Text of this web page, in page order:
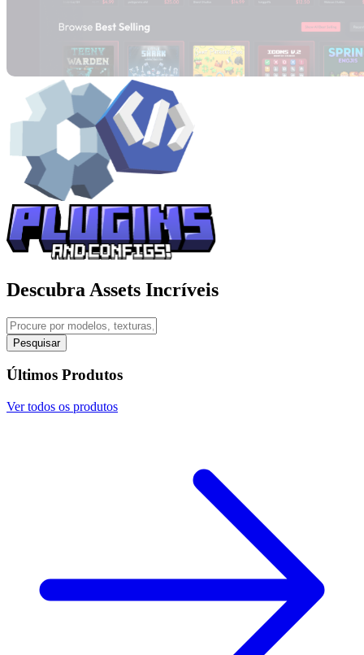
Descubra Assets Incríveis
Pesquisar
Últimos Produtos
Ver todos os produtos